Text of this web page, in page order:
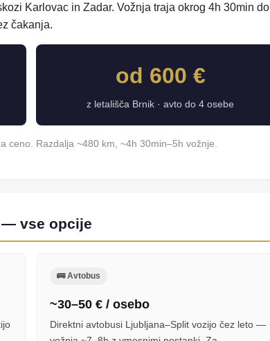
Karlovac in Zadar. Vožnja traja okrog 4h 30min do
čakanja.
od 600 €
z letališča Brnik · avto do 4 osebe
Razdalja ~480 km, ~4h 30min–5h vožnje.
— vse opcije
🚌 Avtobus
~30–50 € / osebo
Direktni avtobusi Ljubljana–Split vozijo čez leto —